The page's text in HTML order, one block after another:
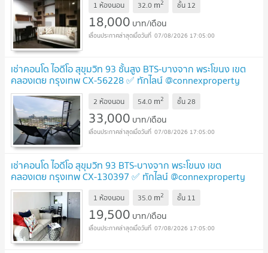
1 ห้องนอน 32.0 m2 ชั้น 12
18,000 บาท/เดือน
07/08/2026 17:05:00
เช่าคอนโด ไอดีโอ สุขุมวิท 93 ชั้นสูง BTS-บางจาก พระโขนง เขต
คลองเตย กรุงเทพ CX-56228 ✅ ทักไลน์ @connexproperty
ตอบทันที ทีมงานมืออาชีพ ✅
2 ห้องนอน 54.0 m2 ชั้น28
33,000 บาท/เดือน
07/08/2026 17:05:00
เช่าคอนโด ไอดีโอ สุขุมวิท 93 BTS-บางจาก พระโขนง เขต
คลองเตย กรุงเทพ CX-130397 ✅ ทักไลน์ @connexproperty
ตอบทันที ทีมงานมืออาชีพ ✅
1 ห้องนอน 35.0 m2 ชั้น 11
19,500 บาท/เดือน
07/08/2026 17:05:00